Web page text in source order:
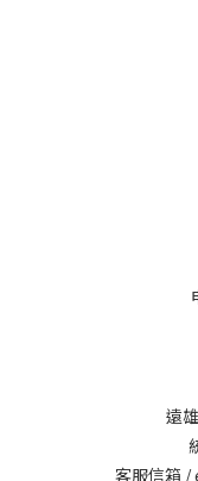
遠
客服信箱